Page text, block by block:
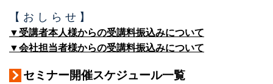
【 お し ら せ 】
▼受講者本人様からの受講料振込みについて
▼会社担当者様からの受講料振込みについて
セミナー開催スケジュール一覧